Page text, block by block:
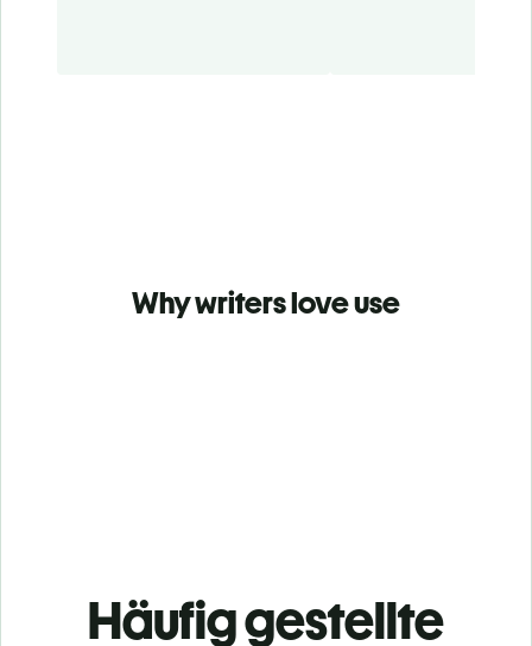
Why writers love use
Häufig gestellte